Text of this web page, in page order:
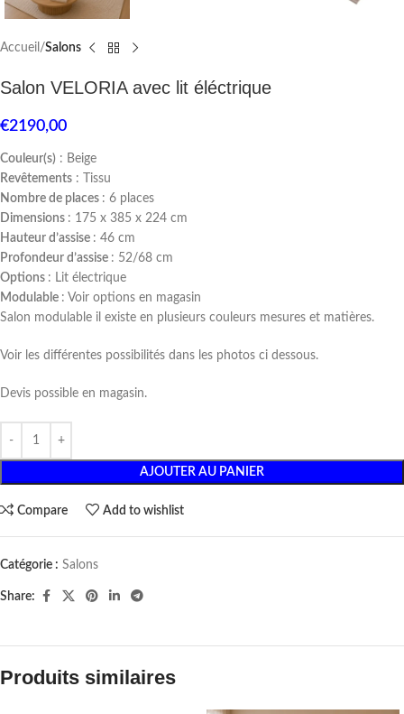
Accueil Salons
Salon VELORIA avec lit éléctrique
€2190,00
Couleur(s) : Beige
Revêtements : Tissu
Nombre de places : 6 places
Dimensions : 175 x 385 x 224 cm
Hauteur d’assise : 46 cm
Profondeur d’assise : 52/68 cm
Options : Lit électrique
Modulable : Voir options en magasin
Salon modulable il existe en plusieurs couleurs mesures et matières.
Voir les différentes possibilités dans les photos ci dessous.
Devis possible en magasin.
AJOUTER AU PANIER
Compare Add to wishlist
Catégorie : Salons
Share:
Produits similaires